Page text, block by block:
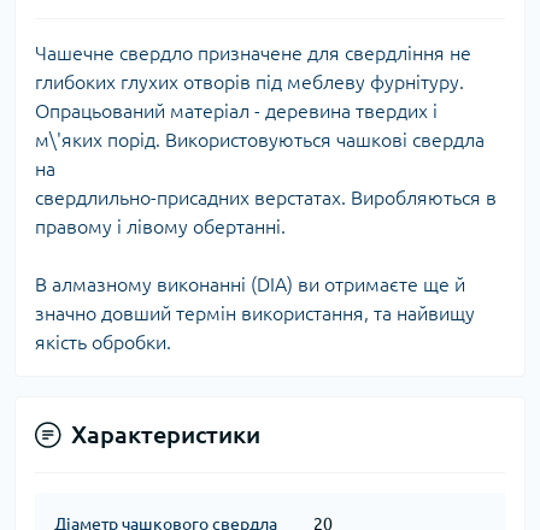
Чашечне свердло призначене для свердління не
глибоких глухих отворів під меблеву фурнітуру.
Опрацьований матеріал - деревина твердих і
м\'яких порід. Використовуються чашкові свердла
на
свердлильно-присадних верстатах. Виробляються в
правому і лівому обертанні.
В алмазному виконанні (DIA) ви отримаєте ще й
значно довший термін використання, та найвищу
якість обробки.
Характеристики
Діаметр чашкового свердла 20